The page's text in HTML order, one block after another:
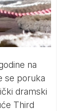
na
se poruka
dramski
Third